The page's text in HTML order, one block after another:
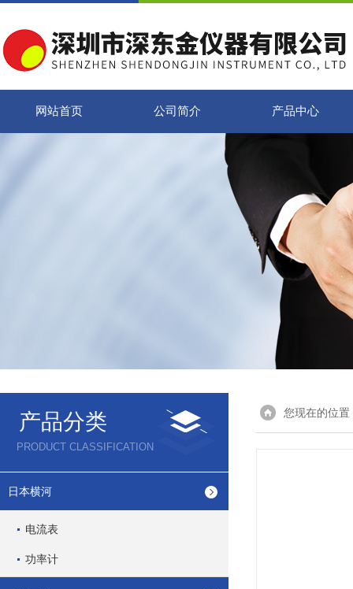
网站首页 公司简介 产品中心
产品分类
PRODUCT CLASSIFICATION
日本横河
电流表
功率计
您现在的位置